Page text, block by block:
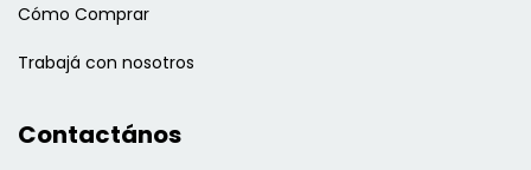
Cómo Comprar
Trabajá con nosotros
Contactános